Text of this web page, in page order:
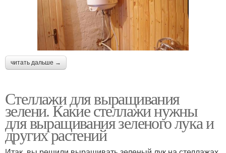
читать дальше →
Стеллажи для выращивания
зелени. Какие стеллажи нужны
для выращивания зеленого лука и
других растений